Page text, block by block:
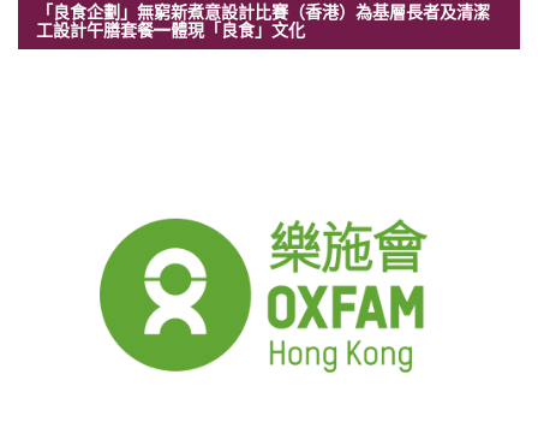
「良食企劃」無窮新煮意設計比賽（香港）為基層長者及清潔
工設計午膳套餐—體現「良食」文化